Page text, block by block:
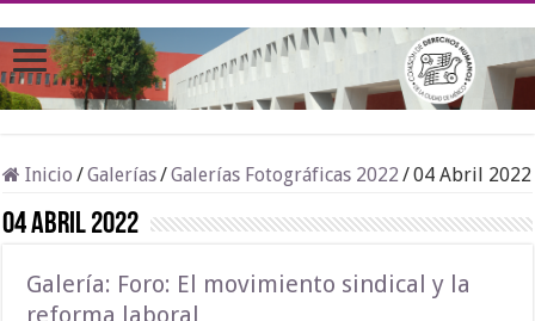
Inicio /Galerías/Galerías Fotográficas 2022 /04 Abril 2022
04 Abril 2022
Galería: Foro: El movimiento sindical y la